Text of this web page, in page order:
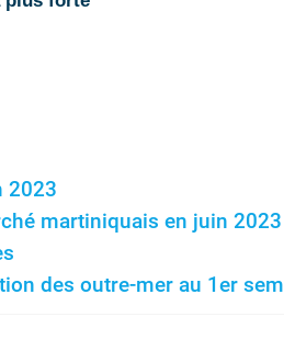
2023
martiniquais en juin 2023
des outre-mer au 1er